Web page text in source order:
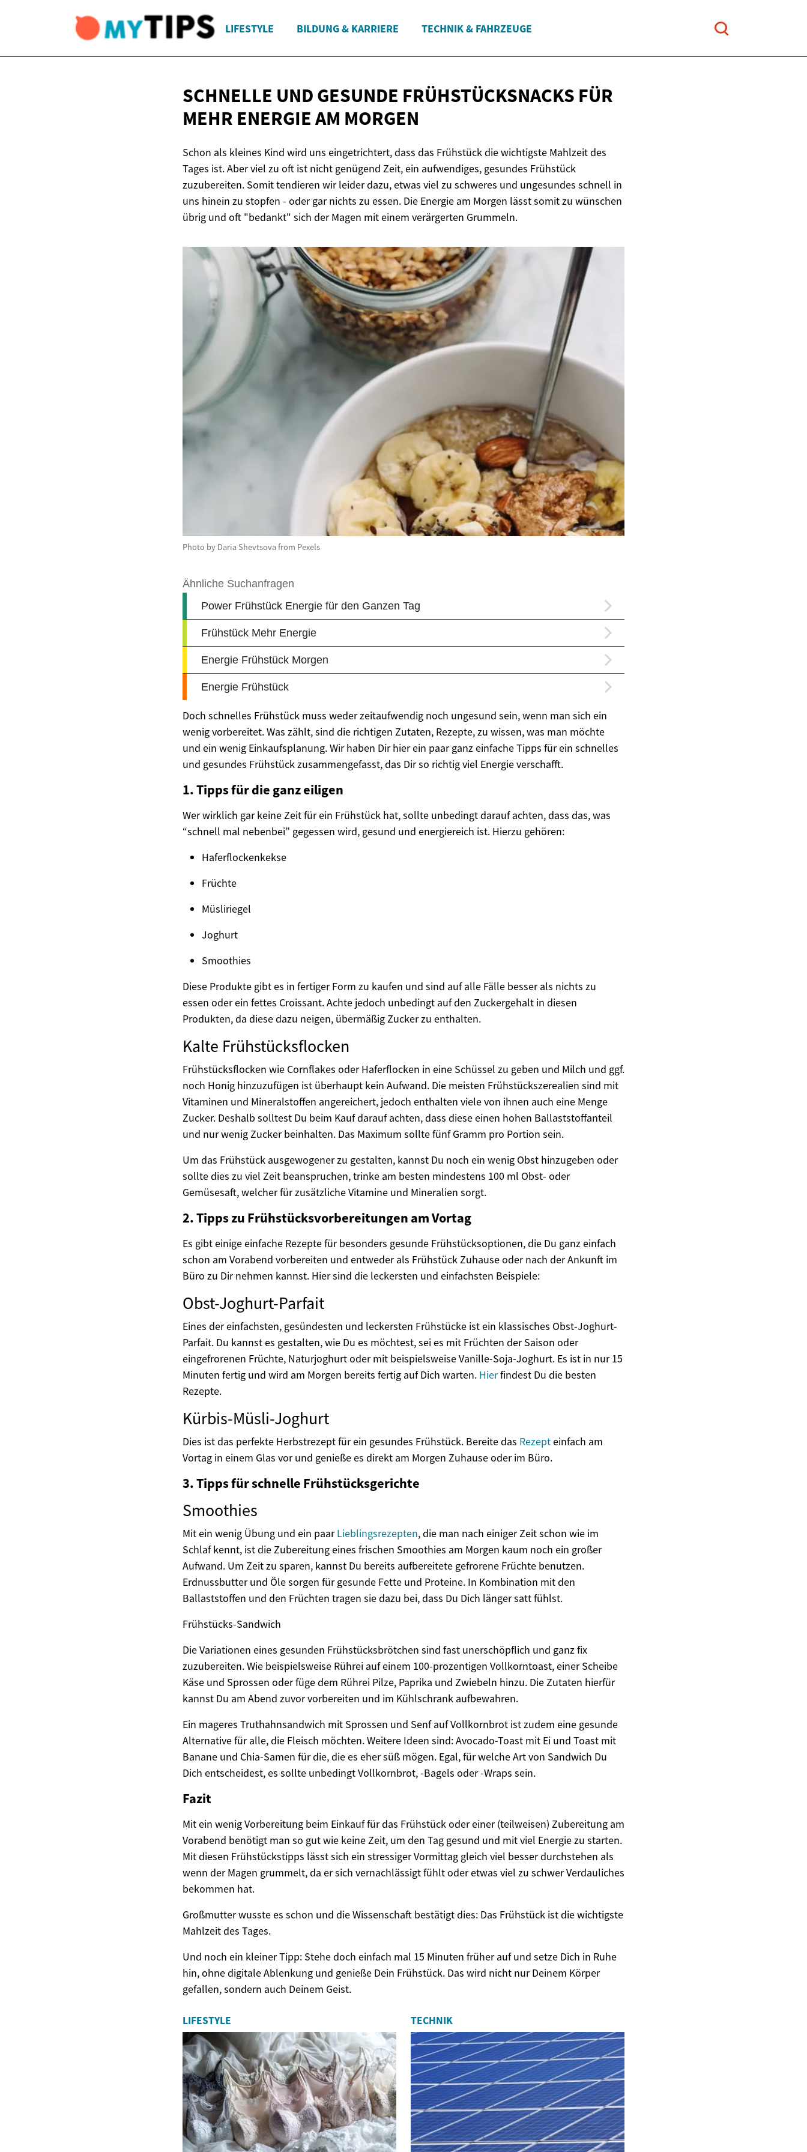
LIFESTYLE BILDUNG & KARRIERE TECHNIK & FAHRZEUGE
SCHNELLE UND GESUNDE FRÜHSTÜCKSNACKS FÜR
MEHR ENERGIE AM MORGEN
Schon als kleines Kind wird uns eingetrichtert, dass das Frühstück die wichtigste Mahlzeit des
Tages ist. Aber viel zu oft ist nicht genügend Zeit, ein aufwendiges, gesundes Frühstück
zuzubereiten. Somit tendieren wir leider dazu, etwas viel zu schweres und ungesundes schnell in
uns hinein zu stopfen - oder gar nichts zu essen. Die Energie am Morgen lässt somit zu wünschen
übrig und oft "bedankt" sich der Magen mit einem verärgerten Grummeln.
Photo by Daria Shevtsova from Pexels
Doch schnelles Frühstück muss weder zeitaufwendig noch ungesund sein, wenn man sich ein
wenig vorbereitet. Was zählt, sind die richtigen Zutaten, Rezepte, zu wissen, was man möchte
und ein wenig Einkaufsplanung. Wir haben Dir hier ein paar ganz einfache Tipps für ein schnelles
und gesundes Frühstück zusammengefasst, das Dir so richtig viel Energie verschafft.
1. Tipps für die ganz eiligen
Wer wirklich gar keine Zeit für ein Frühstück hat, sollte unbedingt darauf achten, dass das, was
“schnell mal nebenbei” gegessen wird, gesund und energiereich ist. Hierzu gehören:
Haferflockenkekse
Früchte
Müsliriegel
Joghurt
Smoothies
Diese Produkte gibt es in fertiger Form zu kaufen und sind auf alle Fälle besser als nichts zu
essen oder ein fettes Croissant. Achte jedoch unbedingt auf den Zuckergehalt in diesen
Produkten, da diese dazu neigen, übermäßig Zucker zu enthalten.
Kalte Frühstücksflocken
Frühstücksflocken wie Cornflakes oder Haferflocken in eine Schüssel zu geben und Milch und ggf.
noch Honig hinzuzufügen ist überhaupt kein Aufwand. Die meisten Frühstückszerealien sind mit
Vitaminen und Mineralstoffen angereichert, jedoch enthalten viele von ihnen auch eine Menge
Zucker. Deshalb solltest Du beim Kauf darauf achten, dass diese einen hohen Ballaststoffanteil
und nur wenig Zucker beinhalten. Das Maximum sollte fünf Gramm pro Portion sein.
Um das Frühstück ausgewogener zu gestalten, kannst Du noch ein wenig Obst hinzugeben oder
sollte dies zu viel Zeit beanspruchen, trinke am besten mindestens 100 ml Obst- oder
Gemüsesaft, welcher für zusätzliche Vitamine und Mineralien sorgt.
2. Tipps zu Frühstücksvorbereitungen am Vortag
Es gibt einige einfache Rezepte für besonders gesunde Frühstücksoptionen, die Du ganz einfach
schon am Vorabend vorbereiten und entweder als Frühstück Zuhause oder nach der Ankunft im
Büro zu Dir nehmen kannst. Hier sind die leckersten und einfachsten Beispiele:
Obst-Joghurt-Parfait
Eines der einfachsten, gesündesten und leckersten Frühstücke ist ein klassisches Obst-Joghurt-
Parfait. Du kannst es gestalten, wie Du es möchtest, sei es mit Früchten der Saison oder
eingefrorenen Früchte, Naturjoghurt oder mit beispielsweise Vanille-Soja-Joghurt. Es ist in nur 15
Minuten fertig und wird am Morgen bereits fertig auf Dich warten. Hierfindest Du die besten
Rezepte.
Kürbis-Müsli-Joghurt
Dies ist das perfekte Herbstrezept für ein gesundes Frühstück. Bereite das Rezepteinfach am
Vortag in einem Glas vor und genieße es direkt am Morgen Zuhause oder im Büro.
3. Tipps für schnelle Frühstücksgerichte
Smoothies
Mit ein wenig Übung und ein paarLieblingsrezepten, die man nach einiger Zeit schon wie im
Schlaf kennt, ist die Zubereitung eines frischen Smoothies am Morgen kaum noch ein großer
Aufwand. Um Zeit zu sparen, kannst Du bereits aufbereitete gefrorene Früchte benutzen.
Erdnussbutter und Öle sorgen für gesunde Fette und Proteine. In Kombination mit den
Ballaststoffen und den Früchten tragen sie dazu bei, dass Du Dich länger satt fühlst.
Frühstücks-Sandwich
Die Variationen eines gesunden Frühstücksbrötchen sind fast unerschöpflich und ganz fix
zuzubereiten. Wie beispielsweise Rührei auf einem 100-prozentigen Vollkorntoast, einer Scheibe
Käse und Sprossen oder füge dem Rührei Pilze, Paprika und Zwiebeln hinzu. Die Zutaten hierfür
kannst Du am Abend zuvor vorbereiten und im Kühlschrank aufbewahren.
Ein mageres Truthahnsandwich mit Sprossen und Senf auf Vollkornbrot ist zudem eine gesunde
Alternative für alle, die Fleisch möchten. Weitere Ideen sind: Avocado-Toast mit Ei und Toast mit
Banane und Chia-Samen für die, die es eher süß mögen. Egal, für welche Art von Sandwich Du
Dich entscheidest, es sollte unbedingt Vollkornbrot, -Bagels oder -Wraps sein.
Fazit
Mit ein wenig Vorbereitung beim Einkauf für das Frühstück oder einer (teilweisen) Zubereitung am
Vorabend benötigt man so gut wie keine Zeit, um den Tag gesund und mit viel Energie zu starten.
Mit diesen Frühstückstipps lässt sich ein stressiger Vormittag gleich viel besser durchstehen als
wenn der Magen grummelt, da er sich vernachlässigt fühlt oder etwas viel zu schwer Verdauliches
bekommen hat.
Großmutter wusste es schon und die Wissenschaft bestätigt dies: Das Frühstück ist die wichtigste
Mahlzeit des Tages.
Und noch ein kleiner Tipp: Stehe doch einfach mal 15 Minuten früher auf und setze Dich in Ruhe
hin, ohne digitale Ablenkung und genieße Dein Frühstück. Das wird nicht nur Deinem Körper
gefallen, sondern auch Deinem Geist.
LIFESTYLE TECHNIK